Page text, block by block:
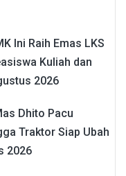
Ini Raih Emas LKS
Kuliah dan
2026
Dhito Pacu
Traktor Siap Ubah
2026